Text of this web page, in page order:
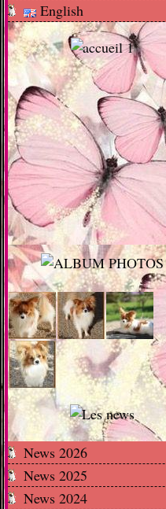
English
News 2026
News 2025
News 2024